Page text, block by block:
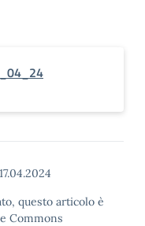
17.04.2024
questo articolo è
Commons